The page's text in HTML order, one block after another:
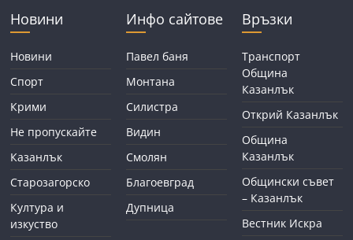
Новини
Новини
Спорт
Крими
Не пропускайте
Казанлък
Старозагорско
Култура и
изкуство
Инфо сайтове
Павел баня
Монтана
Силистра
Видин
Смолян
Благоевград
Дупница
Връзки
Транспорт
Община
Казанлък
Открий Казанлък
Община
Казанлък
Общински съвет
– Казанлък
Вестник Искра